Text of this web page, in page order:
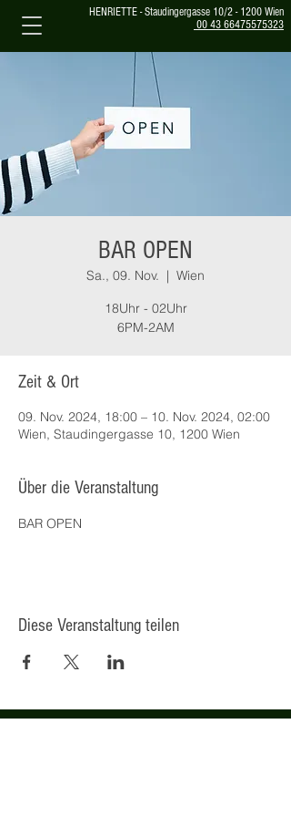
HENRIETTE - Staudingergasse 10/2 - 1200 Wien
00 43 66475575323
BAR OPEN
Sa., 09. Nov.
  |
Wien
18Uhr - 02Uhr
6PM-2AM
Zeit & Ort
09. Nov. 2024, 18:00 – 10. Nov. 2024, 02:00
Wien, Staudingergasse 10, 1200 Wien
Über die Veranstaltung
BAR OPEN
Diese Veranstaltung teilen